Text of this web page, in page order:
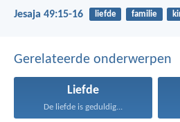
Jesaja 49:15-16 liefde familie
Gerelateerde onderwerpen
Liefde
De liefde is geduldig...